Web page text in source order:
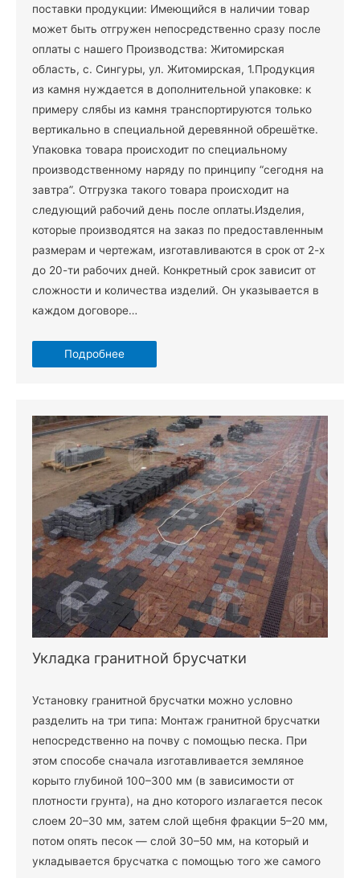
поставки продукции: Имеющийся в наличии товар
может быть отгружен непосредственно сразу после
оплаты с нашего Производства: Житомирская
область, с. Сингуры, ул. Житомирская, 1.Продукция
из камня нуждается в дополнительной упаковке: к
примеру слябы из камня транспортируются только
вертикально в специальной деревянной обрешётке.
Упаковка товара происходит по специальному
производственному наряду по принципу “сегодня на
завтра”. Отгрузка такого товара происходит на
следующий рабочий день после оплаты.Изделия,
которые производятся на заказ по предоставленным
размерам и чертежам, изготавливаются в срок от 2-х
до 20-ти рабочих дней. Конкретный срок зависит от
сложности и количества изделий. Он указывается в
каждом договоре…
Подробнее
Укладка гранитной брусчатки
Установку гранитной брусчатки можно условно
разделить на три типа: Монтаж гранитной брусчатки
непосредственно на почву с помощью песка. При
этом способе сначала изготавливается земляное
корыто глубиной 100–300 мм (в зависимости от
плотности грунта), на дно которого излагается песок
слоем 20–30 мм, затем слой щебня фракции 5–20 мм,
потом опять песок — слой 30–50 мм, на который и
укладывается брусчатка с помощью того же самого